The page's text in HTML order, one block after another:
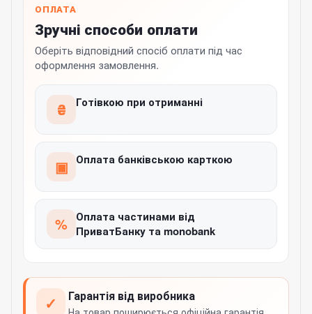
ОПЛАТА
Зручні способи оплати
Оберіть відповідний спосіб оплати під час
оформлення замовлення.
₴ Готівкою при отриманні
▣ Оплата банківською карткою
% Оплата частинами від
ПриватБанку та monobank
✓ Гарантія від виробника